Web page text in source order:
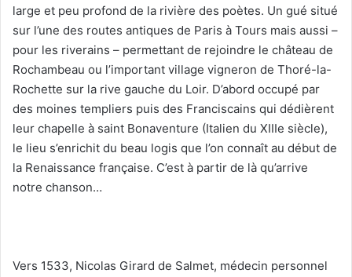
large et peu profond de la rivière des poètes. Un gué situé
sur l’une des routes antiques de Paris à Tours mais aussi –
pour les riverains – permettant de rejoindre le château de
Rochambeau ou l’important village vigneron de Thoré-la-
Rochette sur la rive gauche du Loir. D’abord occupé par
des moines templiers puis des Franciscains qui dédièrent
leur chapelle à saint Bonaventure (Italien du XIIIe siècle),
le lieu s’enrichit du beau logis que l’on connaît au début de
la Renaissance française. C’est à partir de là qu’arrive
notre chanson…
Vers 1533, Nicolas Girard de Salmet, médecin personnel